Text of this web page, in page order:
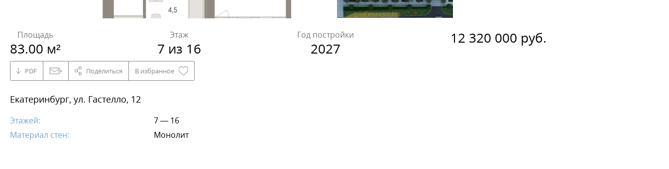
Площадь
83.00 м²
Этаж
7 из 16
Год постройки
2027
12 320 000 руб.
PDF Поделиться В избранное
Екатеринбург, ул. Гастелло, 12
Этажей:
7 — 16
Материал стен:
Монолит